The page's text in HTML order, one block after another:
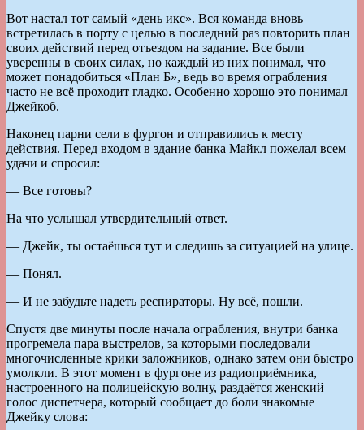
Вот настал тот самый «день икс». Вся команда вновь
встретилась в порту с целью в последний раз повторить план
своих действий перед отъездом на задание. Все были
уверенны в своих силах, но каждый из них понимал, что
может понадобиться «План Б», ведь во время ограбления
часто не всё проходит гладко. Особенно хорошо это понимал
Джейкоб.
Наконец парни сели в фургон и отправились к месту
действия. Перед входом в здание банка Майкл пожелал всем
удачи и спросил:
— Все готовы?
На что услышал утвердительный ответ.
— Джейк, ты остаёшься тут и следишь за ситуацией на улице.
— Понял.
— И не забудьте надеть респираторы. Ну всё, пошли.
Спустя две минуты после начала ограбления, внутри банка
прогремела пара выстрелов, за которыми последовали
многочисленные крики заложников, однако затем они быстро
умолкли. В этот момент в фургоне из радиоприёмника,
настроенного на полицейскую волну, раздаётся женский
голос диспетчера, который сообщает до боли знакомые
Джейку слова: